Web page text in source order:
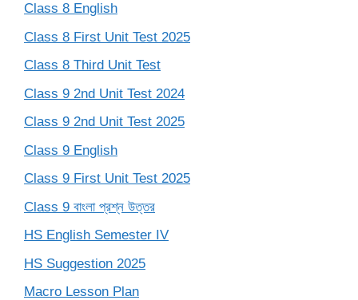
Class 8 English
Class 8 First Unit Test 2025
Class 8 Third Unit Test
Class 9 2nd Unit Test 2024
Class 9 2nd Unit Test 2025
Class 9 English
Class 9 First Unit Test 2025
Class 9 বাংলা প্রশ্ন উত্তর
HS English Semester IV
HS Suggestion 2025
Macro Lesson Plan